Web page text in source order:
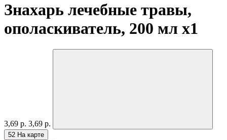
Знахарь лечебные травы,
ополаскиватель, 200 мл x1
3,69 р. 3,69 р.
52 На карте